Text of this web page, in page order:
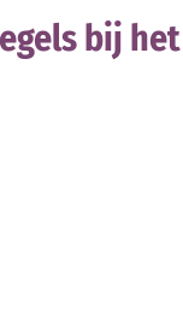
bij